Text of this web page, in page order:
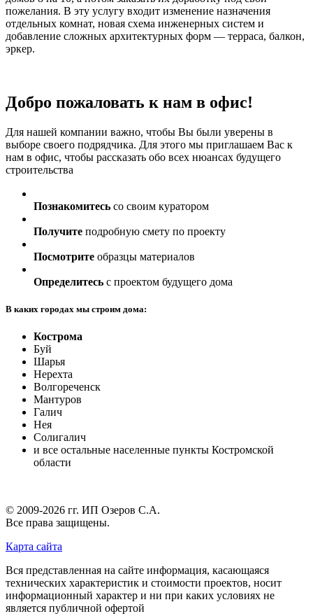
пожелания. В эту услугу входит изменение назначения
отдельных комнат, новая схема инженерных систем и
добавление сложных архитектурных форм — терраса, балкон,
эркер.
Добро пожаловать к нам в офис!
Для нашей компании важно, чтобы Вы были уверены в
выборе своего подрядчика. Для этого мы приглашаем Вас к
нам в офис, чтобы рассказать обо всех нюансах будущего
строительства
Познакомитесь со своим куратором
Получите подробную смету по проекту
Посмотрите образцы материалов
Определитесь с проектом будущего дома
В каких городах мы строим дома:
Кострома
Буй
Шарья
Нерехта
Волгореченск
Мантуров
Галич
Нея
Солигалич
и все остальные населенные пункты Костромской
области
© 2009-2026 гг. ИП Озеров С.А.
Все права защищены.
Карта сайта
Вся представленная на сайте информация, касающаяся
технических характеристик и стоимости проектов, носит
информационный характер и ни при каких условиях не
является публичной офертой